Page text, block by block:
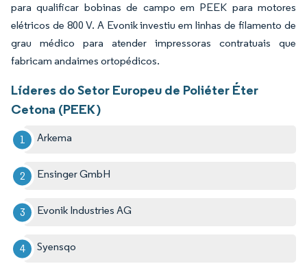
para qualificar bobinas de campo em PEEK para motores
elétricos de 800 V. A Evonik investiu em linhas de filamento de
grau médico para atender impressoras contratuais que
fabricam andaimes ortopédicos.
Líderes do Setor Europeu de Poliéter Éter
Cetona (PEEK)
Arkema
Ensinger GmbH
Evonik Industries AG
Syensqo